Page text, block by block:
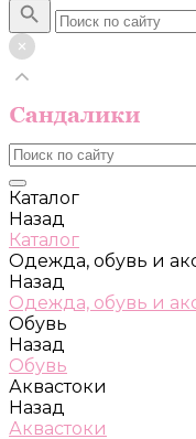
Каталог
Назад
Каталог
Одежда, обувь и
Назад
Одежда, обувь и
Обувь
Назад
Обувь
Аквастоки
Назад
Аквастоки